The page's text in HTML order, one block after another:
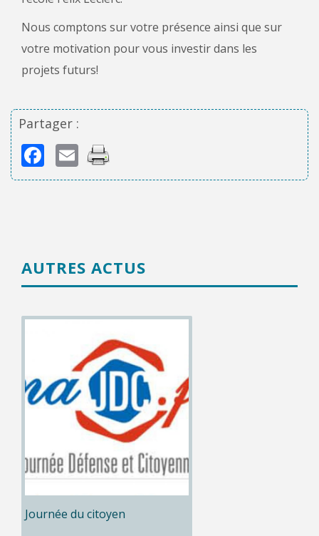
Nous comptons sur votre présence ainsi que sur
votre motivation pour vous investir dans les
projets futurs!
Partager :
Facebook
Email
AUTRES ACTUS
Journée du citoyen